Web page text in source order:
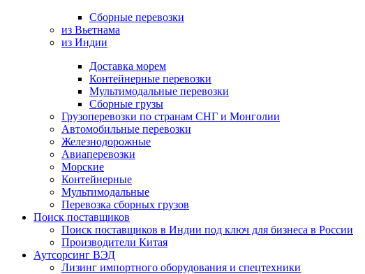
Сборные перевозки
из Вьетнама
из Индии
Доставка морем
Контейнерные перевозки
Мультимодальные перевозки
Сборные грузы
Грузоперевозки по странам СНГ и Монголии
Автомобильные перевозки
Железнодорожные
Авиаперевозки
Морские
Контейнерные
Мультимодальные
Перевозка сборных грузов
Поиск поставщиков
Поиск поставщиков в Индии под ключ для бизнеса в России
Производители Китая
Аутсорсинг ВЭД
Лизинг импортного оборудования и спецтехники